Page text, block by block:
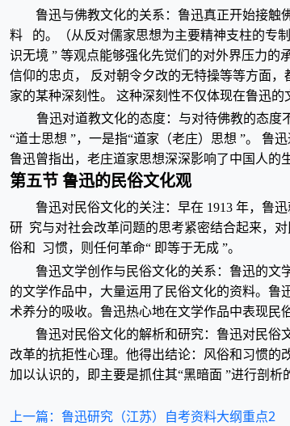
鲁迅与佛教文化的关系：鲁迅真正开始接触
料 的。（从反对儒家思想为主要精神支柱的专
识无境 ” 等观点能够强化先觉们的对外界压力的
信仰的忠贞， 反对朝令夕改的无特操等等方面
家的某种深刻性。 这种深刻性不仅体现在鲁迅
鲁迅对道教文化的态度：与对待佛教的态度
“道士思想 ”，一是指“道家（老庄）思想 ”。 鲁
鲁迅曾指出，老庄道家思想深深影响了中国人的
第五节 鲁迅的民俗文化观
鲁迅对民俗文化的关注：早在 1913 年，鲁
研 究与对社会改革问题的思考紧密结合起来，
俗和 习惯，则任何革命“ 即等于无成 ”。
鲁迅文学创作与民俗文化的关系：鲁迅的文
的文学作品中，大量运用了民俗文化的资料。
术养分的吸收。鲁迅热心地在文学作品中表现民
鲁迅对民俗文化的解析和研究：鲁迅对民俗
改革的抗拒性心理。他得出结论：风俗和习惯的
加以认识的，即主要是抓住其“黑暗面 ”进行剖
上一篇：鲁迅研究（江苏）自考资料大纲重点2